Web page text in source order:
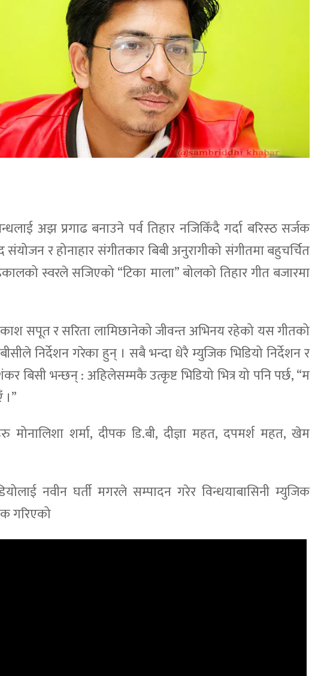
अझ प्रगाढ बनाउने पर्व तिहार नजिकिँदै गर्दा बरिस्ठ सर्जक
संयोजन र होनाहार संगीतकार बिबी अनुरागीको संगीतमा बहुचर्चित
स्वरले सजिएको “टिका माला” बोलको तिहार गीत बजारमा
सपूत र सरिता लामिछानेको जीवन्त अभिनय रहेको यस गीतको
निर्देशन गरेका हुन् । सबै भन्दा धेरै म्युजिक भिडियो निर्देशन र
भन्छन् : अहिलेसम्मकै उत्कृष्ट भिडियो भित्र यो पनि पर्छ, “म
।”
मोनालिशा शर्मा, दीपक डि.बी, दीज्ञा महत, दपमर्श महत, खेम
नवीन घर्ती मगरले सम्पादन गरेर विन्धयाबासिनी म्युजिक
गरिएको